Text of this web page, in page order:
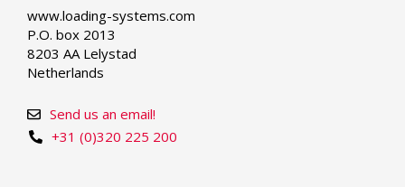
www.loading-systems.com
P.O. box 2013
8203 AA Lelystad
Netherlands
+31 (0)320 225 200
Send us an email!